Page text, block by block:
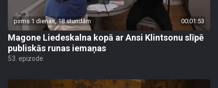
pirms 1 dienas, 18 stundām 00:01:53
Magone Liedeskalna kopā ar Ansi Klintsonu slīpē
publiskās runas iemaņas
53. epizode